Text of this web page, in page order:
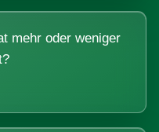
mehr oder weniger